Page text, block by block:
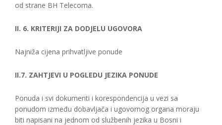
od strane BH Telecoma.
II. 6. KRITERIJI ZA DODJELU UGOVORA
Najniža cijena prihvatljive ponude
II.7. ZAHTJEVI U POGLEDU JEZIKA PONUDE
Ponuda i svi dokumenti i korespondencija u vezi sa
ponudom između dobavljača i ugovornog organa moraju
biti napisani na jednom od službenih jezika u Bosni i